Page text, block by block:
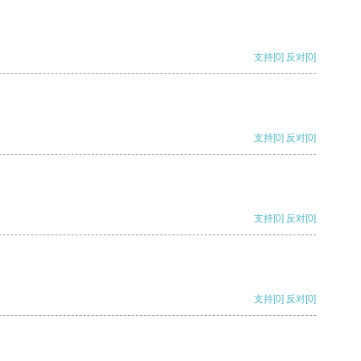
支持[0] 反对[0]
支持[0] 反对[0]
支持[0] 反对[0]
支持[0] 反对[0]